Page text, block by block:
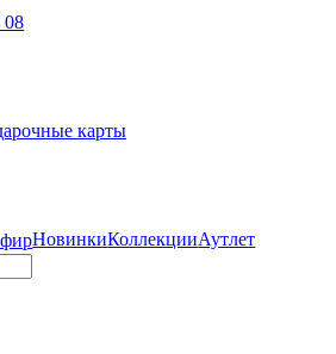
08
карты
НовинкиКоллекцииАутлет